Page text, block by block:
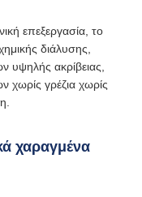
επεξεργασία, το
διάλυσης,
υψηλής ακρίβειας,
χωρίς γρέζια χωρίς
χαραγμένα